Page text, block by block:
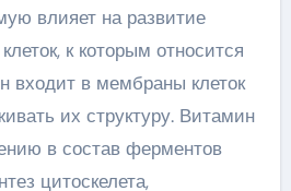
влияет на развитие
к которым относится
входит в мембраны клеток
их структуру. Витамин
в состав ферментов
цитоскелета,